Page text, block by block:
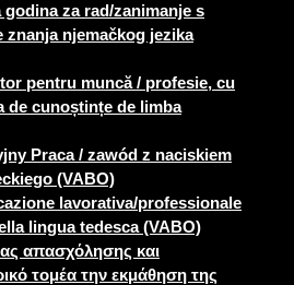
za rad/zanimanje s
znanja njemačkog jezika
pentru muncă / profesie, cu
de cunoștințe de limba
Praca / zawód z naciskiem
(VABO)
lavorativa/professionale
lingua tedesca (VABO)
απασχόλησης και
τομέα την εκμάθηση της